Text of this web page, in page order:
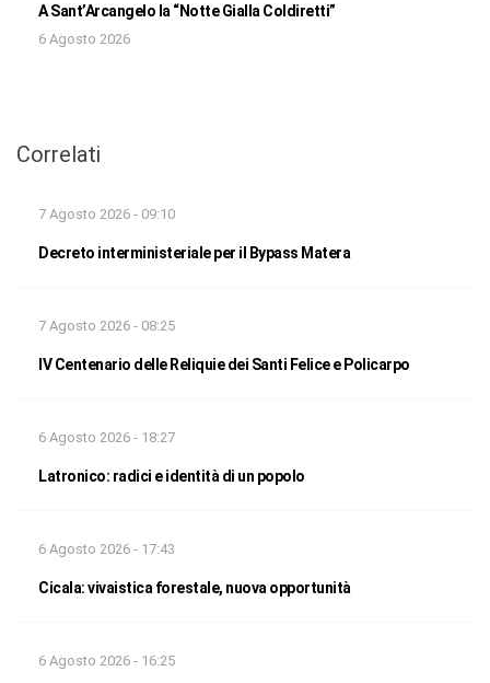
A Sant’Arcangelo la “Notte Gialla Coldiretti”
6 Agosto 2026
Correlati
7 Agosto 2026 - 09:10
Decreto interministeriale per il Bypass Matera
7 Agosto 2026 - 08:25
IV Centenario delle Reliquie dei Santi Felice e Policarpo
6 Agosto 2026 - 18:27
Latronico: radici e identità di un popolo
6 Agosto 2026 - 17:43
Cicala: vivaistica forestale, nuova opportunità
6 Agosto 2026 - 16:25